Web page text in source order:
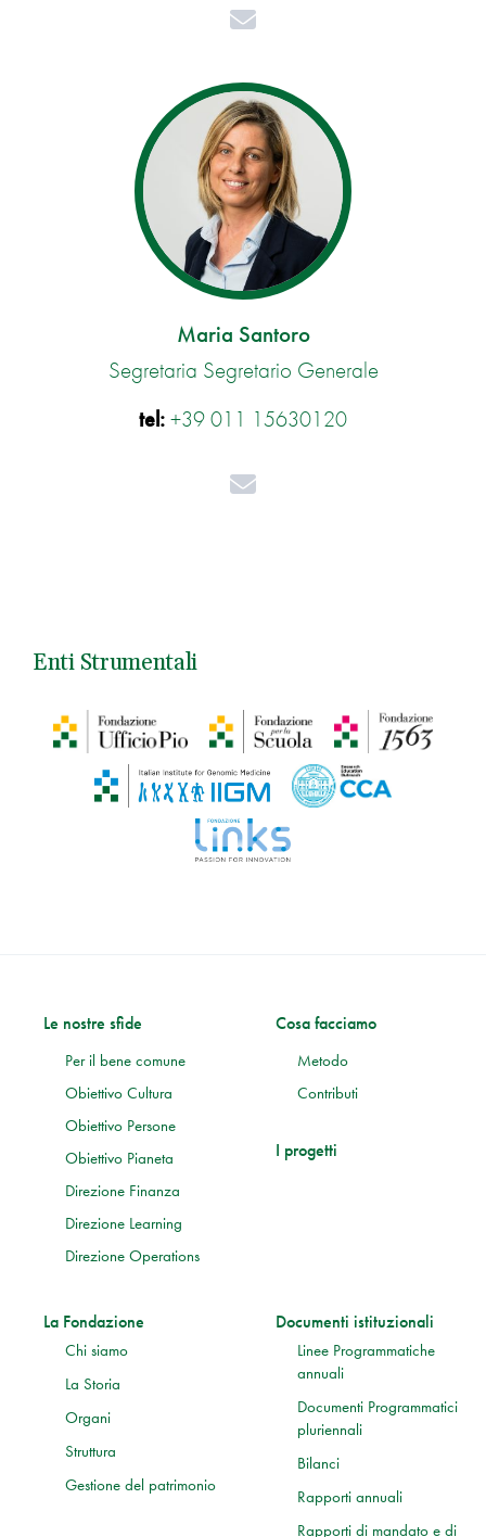
Mail
Maria Santoro
Segretaria Segretario Generale
tel:+39 011 15630120
Mail
Enti Strumentali
Le nostre sfide
Per il bene comune
Obiettivo Cultura
Obiettivo Persone
Obiettivo Pianeta
Direzione Finanza
Direzione Learning
Direzione Operations
Cosa facciamo
Metodo
Contributi
I progetti
La Fondazione
Chi siamo
La Storia
Organi
Struttura
Gestione del patrimonio
Documenti istituzionali
Linee Programmatiche
annuali
Documenti Programmatici
pluriennali
Bilanci
Rapporti annuali
Rapporti di mandato e di